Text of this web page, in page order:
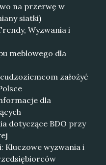
na przerwę w
siatki)
Wyzwania i
meblowego dla
założyć
dla
dotyczące BDO przy
Kluczowe wyzwania i